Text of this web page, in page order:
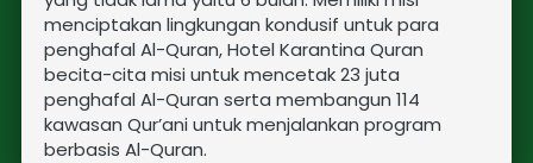
menciptakan lingkungan kondusif untuk para
penghafal Al-Quran, Hotel Karantina Quran
becita-cita misi untuk mencetak 23 juta
penghafal Al-Quran serta membangun 114
kawasan Qur’ani untuk menjalankan program
berbasis Al-Quran.